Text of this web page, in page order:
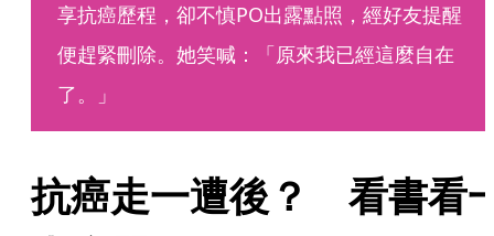
享抗癌歷程，卻不慎PO出露點照，經好友提醒
便趕緊刪除。她笑喊：「原來我已經這麼自在
了。」
抗癌走一遭後？　看書看